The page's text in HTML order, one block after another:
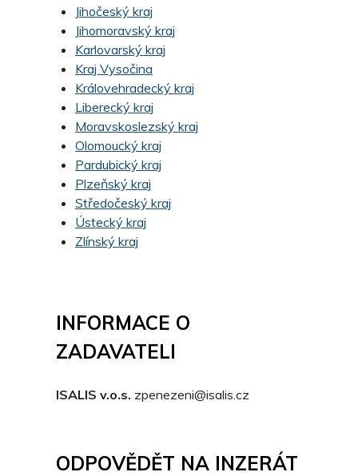
Jihočeský kraj
Jihomoravský kraj
Karlovarský kraj
Kraj Vysočina
Královehradecký kraj
Liberecký kraj
Moravskoslezský kraj
Olomoucký kraj
Pardubický kraj
Plzeňský kraj
Středočeský kraj
Ústecký kraj
Zlínský kraj
INFORMACE O
ZADAVATELI
ISALIS v.o.s. zpenezeni@isalis.cz
ODPOVĚDĚT NA INZERÁT